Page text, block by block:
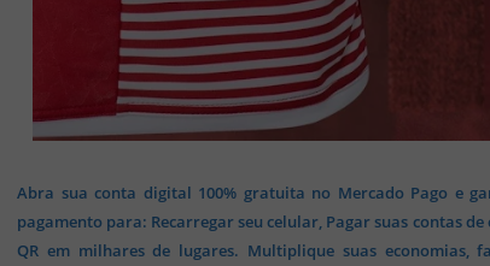
Abra sua conta digital 100% gratuita no Mercado Pago e
pagamento para: Recarregar seu celular, Pagar suas contas de
QR em milhares de lugares. Multiplique suas economias,